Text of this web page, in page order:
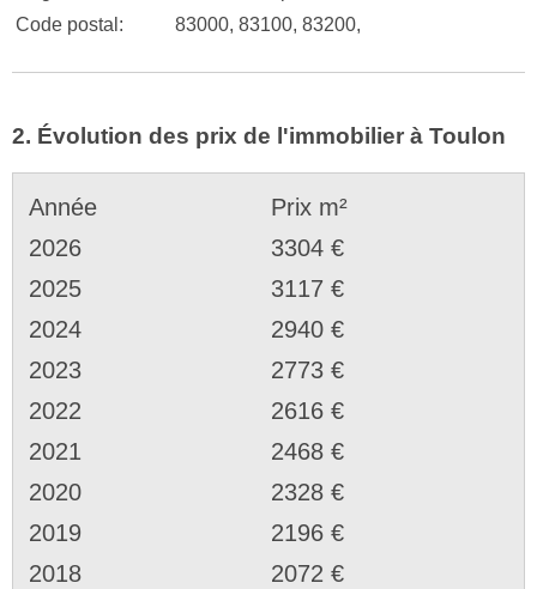
Code postal:
83000, 83100, 83200,
2. Évolution des prix de l'immobilier à Toulon
Année
Prix m²
2026
3304 €
2025
3117 €
2024
2940 €
2023
2773 €
2022
2616 €
2021
2468 €
2020
2328 €
2019
2196 €
2018
2072 €